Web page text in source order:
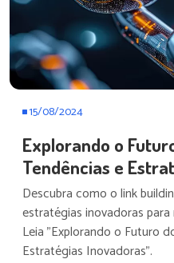
15/08/2024
Explorando o
Tendências e
Descubra como o link
estratégias inovadoras
Leia "Explorando o Futuro
Estratégias Inovadoras".